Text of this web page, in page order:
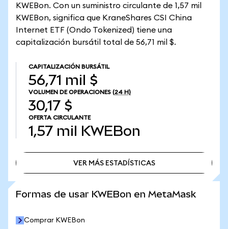
KWEBon. Con un suministro circulante de 1,57 mil
KWEBon, significa que KraneShares CSI China
Internet ETF (Ondo Tokenized) tiene una
capitalización bursátil total de 56,71 mil $.
CAPITALIZACIÓN BURSÁTIL
56,71 mil $
VOLUMEN DE OPERACIONES (24 H)
30,17 $
OFERTA CIRCULANTE
1,57 mil KWEBon
VER MÁS ESTADÍSTICAS
Formas de usar KWEBon en MetaMask
Comprar KWEBon